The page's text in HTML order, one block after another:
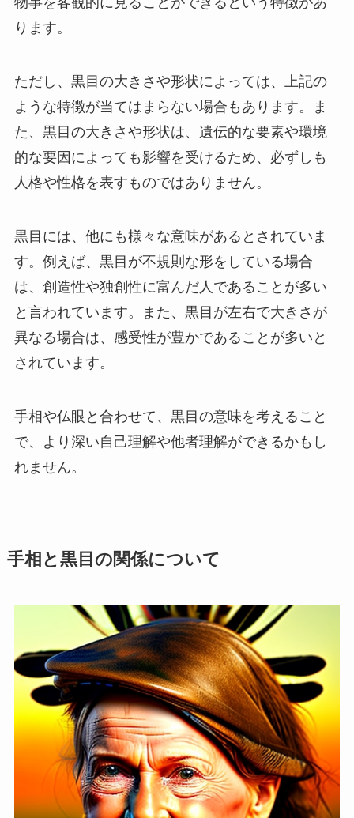
ります。
ただし、黒目の大きさや形状によっては、上記の
ような特徴が当てはまらない場合もあります。ま
た、黒目の大きさや形状は、遺伝的な要素や環境
的な要因によっても影響を受けるため、必ずしも
人格や性格を表すものではありません。
黒目には、他にも様々な意味があるとされていま
す。例えば、黒目が不規則な形をしている場合
は、創造性や独創性に富んだ人であることが多い
と言われています。また、黒目が左右で大きさが
異なる場合は、感受性が豊かであることが多いと
されています。
手相や仏眼と合わせて、黒目の意味を考えること
で、より深い自己理解や他者理解ができるかもし
れません。
手相と黒目の関係について